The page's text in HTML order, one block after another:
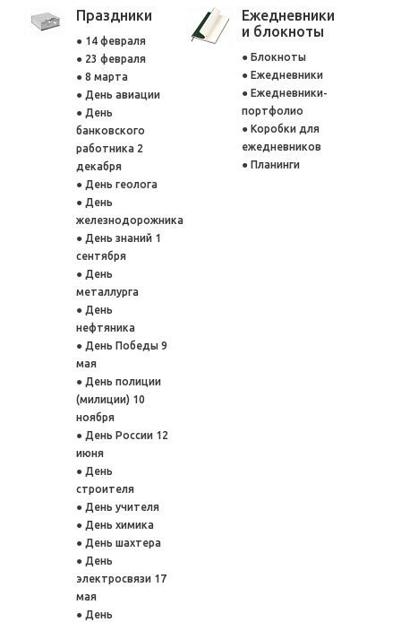
Праздники
14 февраля
23 февраля
8 марта
День авиации
День
банковского
работника 2
декабря
День геолога
День
железнодорожника
День знаний 1
сентября
День
металлурга
День
нефтяника
День Победы 9
мая
День полиции
(милиции) 10
ноября
День России 12
июня
День
строителя
День учителя
День химика
День шахтера
День
электросвязи 17
мая
День
Ежедневники
и блокноты
Блокноты
Ежедневники
Ежедневники-
портфолио
Коробки для
ежедневников
Планинги